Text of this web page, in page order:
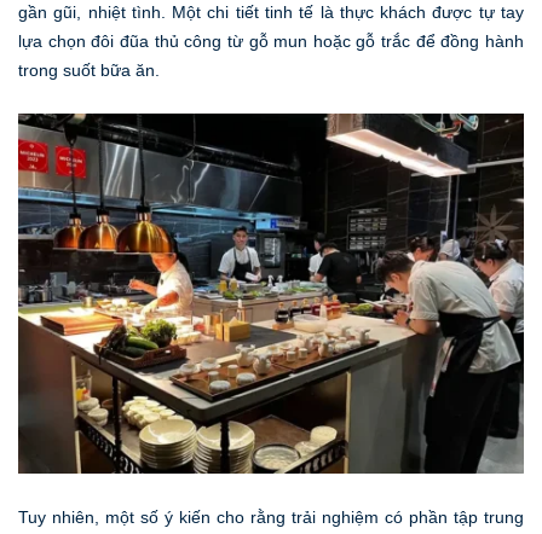
gần gũi, nhiệt tình. Một chi tiết tinh tế là thực khách được tự tay
lựa chọn đôi đũa thủ công từ gỗ mun hoặc gỗ trắc để đồng hành
trong suốt bữa ăn.
Tuy nhiên, một số ý kiến cho rằng trải nghiệm có phần tập trung